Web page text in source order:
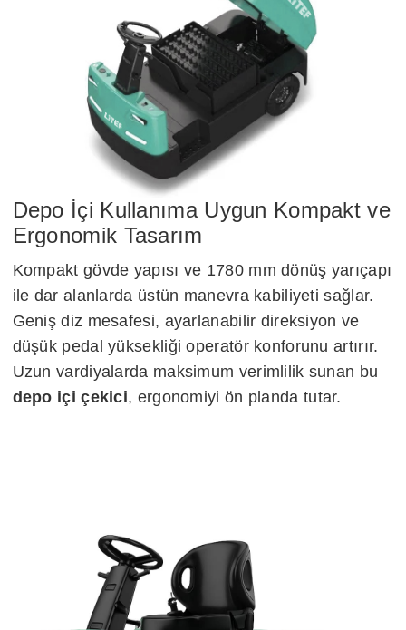
Depo İçi Kullanıma Uygun Kompakt ve
Ergonomik Tasarım
Kompakt gövde yapısı ve 1780 mm dönüş yarıçapı
ile dar alanlarda üstün manevra kabiliyeti sağlar.
Geniş diz mesafesi, ayarlanabilir direksiyon ve
düşük pedal yüksekliği operatör konforunu artırır.
Uzun vardiyalarda maksimum verimlilik sunan bu
depo içi çekici, ergonomiyi ön planda tutar.